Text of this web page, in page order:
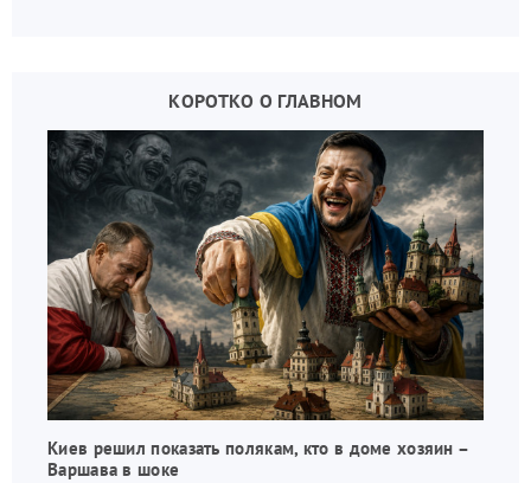
КОРОТКО О ГЛАВНОМ
Киев решил показать полякам, кто в доме хозяин –
Варшава в шоке